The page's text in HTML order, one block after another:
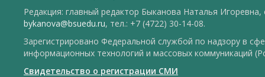
Редакция: главный редактор Быканова Наталья Игоревна,
bykanova@bsuedu.ru, тел.: +7 (4722) 30-14-08.
Зарегистрировано Федеральной службой по надзору в
информационных технологий и массовых коммуникаций
Свидетельство о регистрации СМИ